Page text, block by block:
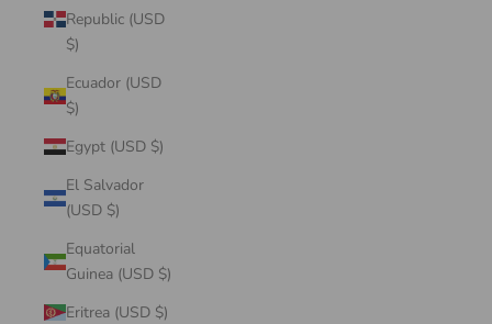
Republic (USD
$)
Ecuador (USD
$)
Egypt (USD $)
El Salvador
(USD $)
Equatorial
Guinea (USD $)
Eritrea (USD $)